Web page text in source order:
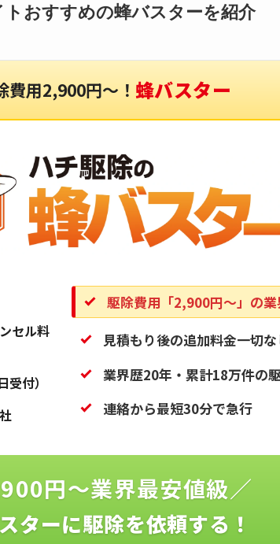
トおすすめの蜂バスターを紹介
費用2,900円〜！ 蜂バスター
セル料
付）
駆除費用「2,900円〜」の
見積もり後の追加料金一切
業界歴20年・累計18万件の
連絡から最短30分で急行
円〜業界最安値級／
ターに駆除を依頼する！